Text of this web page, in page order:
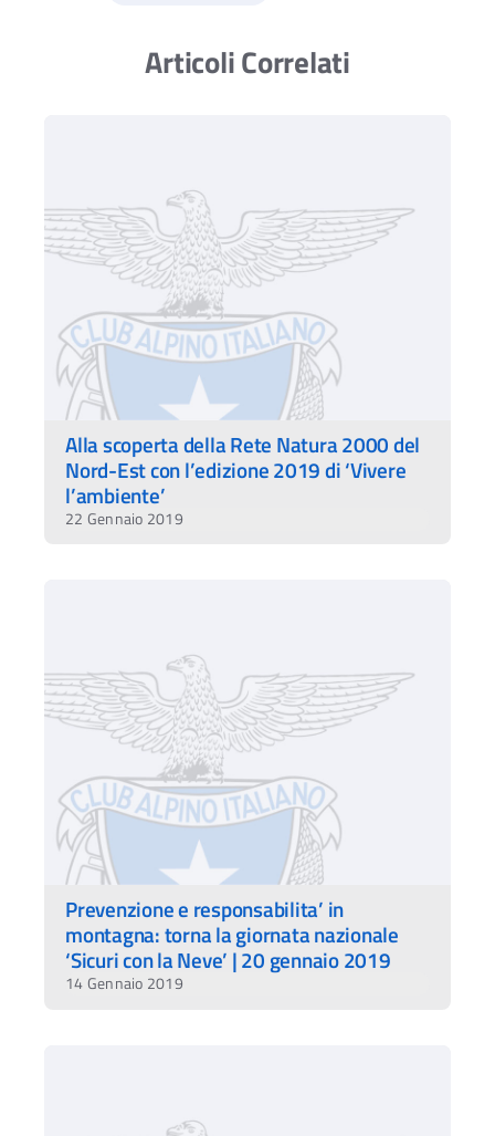
Articoli Correlati
Alla scoperta della Rete Natura 2000 del
Nord-Est con l’edizione 2019 di ‘Vivere
l’ambiente’
22 Gennaio 2019
Prevenzione e responsabilita’ in
montagna: torna la giornata nazionale
‘Sicuri con la Neve’ | 20 gennaio 2019
14 Gennaio 2019